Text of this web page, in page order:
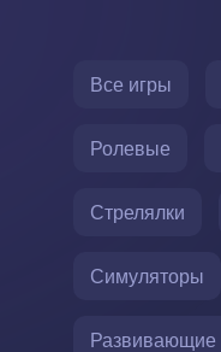
Все игры
Ролевые
Стрелялки
Симуляторы
Развивающие